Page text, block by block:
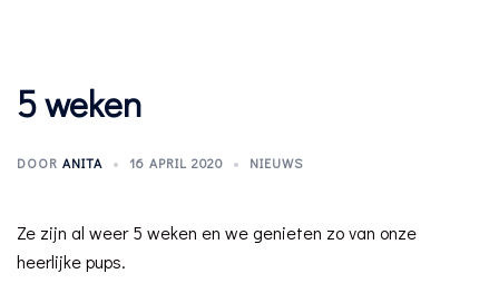
5 weken
DOOR ANITA 16 APRIL 2020 NIEUWS
Ze zijn al weer 5 weken en we genieten zo van onze
heerlijke pups.